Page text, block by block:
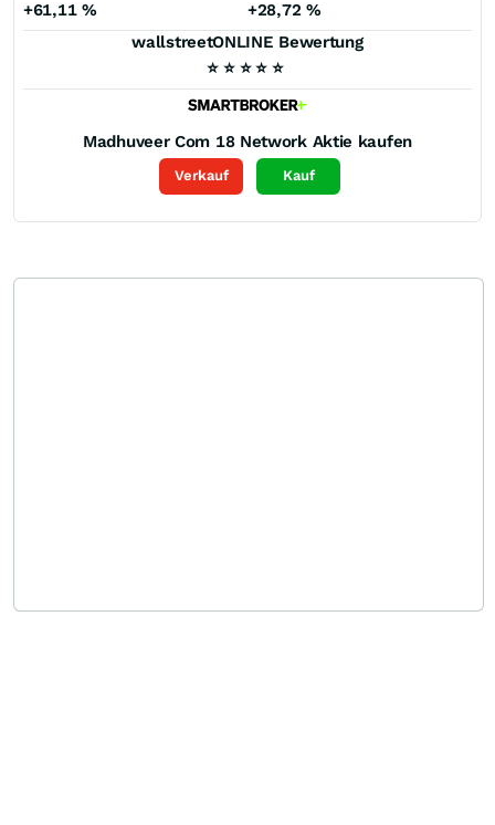
+61,11 % +28,72 %
wallstreetONLINE Bewertung
⭐ ⭐ ⭐ ⭐ ⭐
Madhuveer Com 18 Network Aktie kaufen
Verkauf Kauf